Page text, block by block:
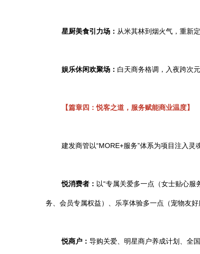
星厨美食引力场： 从米其林到烟火气，重新
娱乐休闲欢聚场： 白天商务格调，入夜跨次元
【篇章四：悦客之道，服务赋能商业温度】
建发商管以“MORE+服务”体系为项目注入灵
悦消费者： 以“专属关爱多一点（女士贴心服
务、会员专属权益）、乐享体验多一点（宠物友好
悦商户： 导购关爱 明星商户养成计划、 全